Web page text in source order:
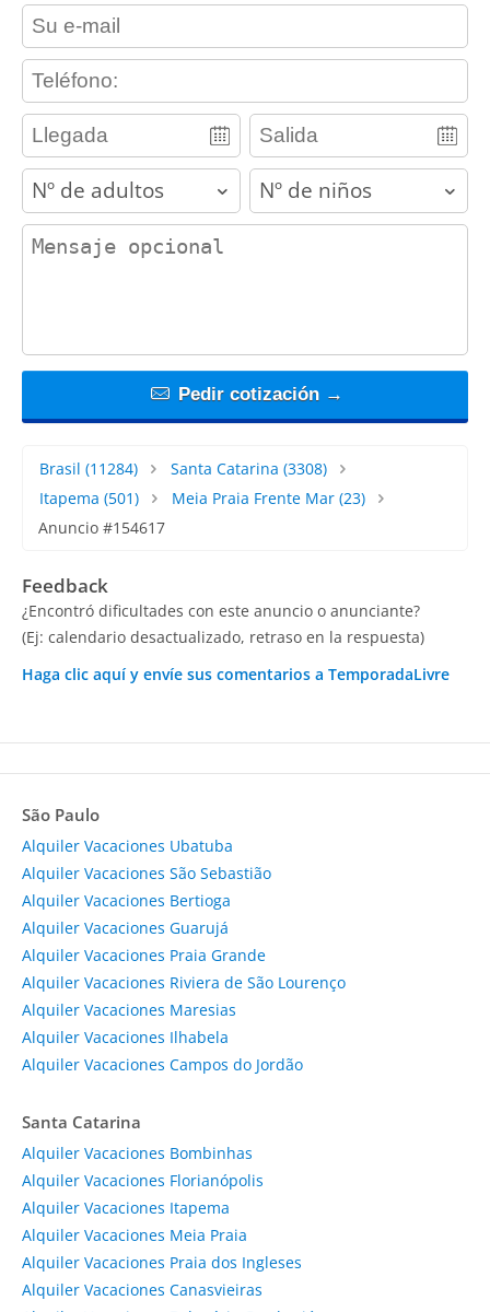
contact_email
contact_phone
adults children
contact_message
Pedir cotización →
Brasil (11284) Santa Catarina (3308)
Itapema (501) Meia Praia Frente Mar(23)
Anuncio #154617
Feedback
¿Encontró dificultades con este anuncio o anunciante?
(Ej: calendario desactualizado, retraso en la respuesta)
Haga clic aquí y envíe sus comentarios a TemporadaLivre
São Paulo
Alquiler Vacaciones Ubatuba
Alquiler Vacaciones São Sebastião
Alquiler Vacaciones Bertioga
Alquiler Vacaciones Guarujá
Alquiler Vacaciones Praia Grande
Alquiler Vacaciones Riviera de São Lourenço
Alquiler Vacaciones Maresias
Alquiler Vacaciones Ilhabela
Alquiler Vacaciones Campos do Jordão
Santa Catarina
Alquiler Vacaciones Bombinhas
Alquiler Vacaciones Florianópolis
Alquiler Vacaciones Itapema
Alquiler Vacaciones Meia Praia
Alquiler Vacaciones Praia dos Ingleses
Alquiler Vacaciones Canasvieiras